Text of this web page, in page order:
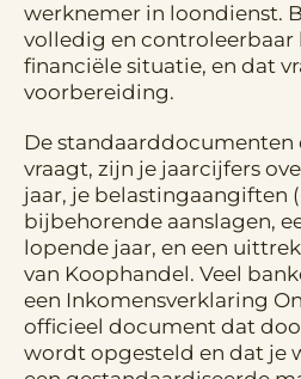
werknemer in loondienst.
volledig en controleerbaar
financiële situatie, en dat
voorbereiding.
De
vraagt, zijn je jaarcijfers
jaar, je belastingaangiften
bijbehorende aanslagen,
lopende jaar, en een
van Koophandel. Veel
een Inkomensverklaring
officieel document dat
wordt opgesteld en dat je